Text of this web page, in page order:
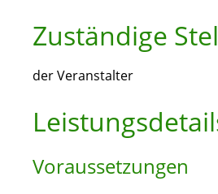
Zuständige
der Veranstalter
Voraussetzungen